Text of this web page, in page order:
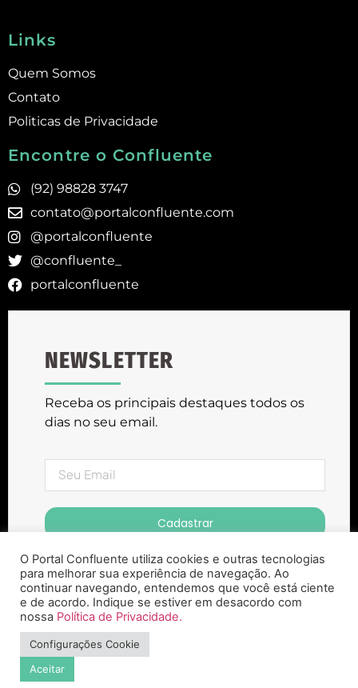
Links
Quem Somos
Contato
Politicas de Privacidade
Encontre o Confluente
(92) 98828 3747
contato@portalconfluente.com
@portalconfluente
@confluente_
portalconfluente
NEWSLETTER
Receba os principais destaques todos os
dias no seu email.
Cadastrar
Portal Confluente ® Copyright 2023. Todos
os Direitos Reservados
Desenvolvido pela Agência Zepelin
O Portal Confluente utiliza cookies e outras tecnologias
para melhorar sua experiência de navegação. Ao
continuar navegando, entendemos que você está ciente
e de acordo. Indique se estiver em desacordo com
nossa Política de Privacidade.
Configurações Cookie
Aceitar